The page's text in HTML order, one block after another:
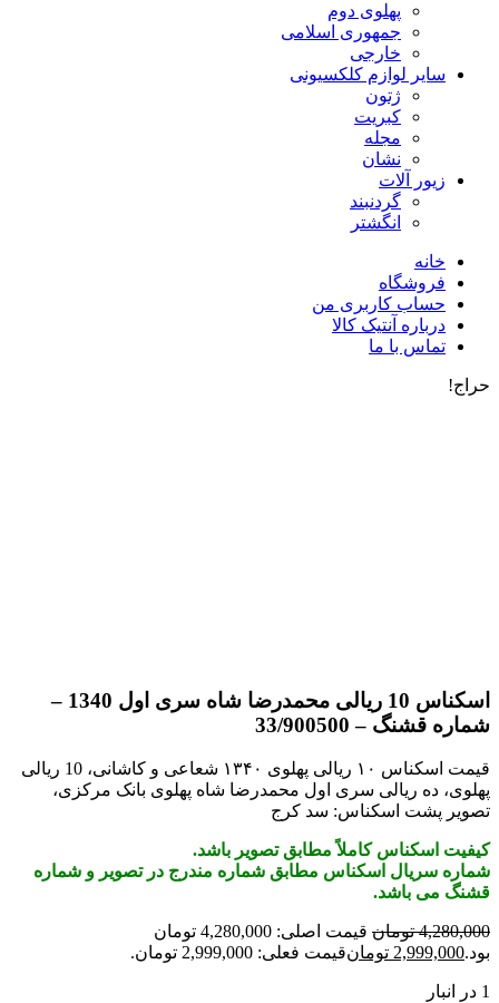
پهلوی دوم
جمهوری اسلامی
خارجی
سایر لوازم کلکسیونی
ژتون
کبریت
مجله
نشان
زیور آلات
گردنبند
انگشتر
خانه
فروشگاه
حساب کاربری من
درباره آنتیک کالا
تماس با ما
حراج!
اسکناس 10 ریالی محمدرضا شاه سری اول 1340 –
شماره قشنگ – 33/900500
قیمت اسکناس ۱۰ ریالی پهلوی ۱۳۴۰ شعاعی و کاشانی، 10 ریالی
پهلوی، ده ریالی سری اول محمدرضا شاه پهلوی بانک مرکزی،
تصویر پشت اسکناس: سد کرج
کیفیت اسکناس کاملاً مطابق تصویر باشد.
شماره سریال اسکناس مطابق شماره مندرج در تصویر و شماره
قشنگ می باشد.
4,280,000 تومان
قیمت اصلی: 4,280,000 تومان
بود.2,999,000 تومانقیمت فعلی: 2,999,000 تومان.
1 در انبار